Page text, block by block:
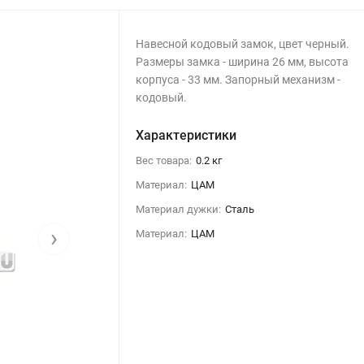
›
Навесной кодовый замок, цвет черный.
Размеры замка - ширина 26 мм, высота
корпуса - 33 мм. Запорный механизм -
кодовый.
Характеристики
Вес товара: 0.2 кг
Материал: ЦАМ
Материал дужки: Сталь
Материал: ЦАМ